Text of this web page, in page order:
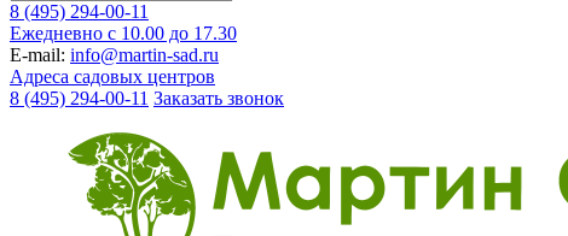
8 (495) 294-00-11
Ежедневно с 10.00 до 17.30
E-mail: info@martin-sad.ru
Адреса садовых центров
8 (495) 294-00-11 Заказать звонок